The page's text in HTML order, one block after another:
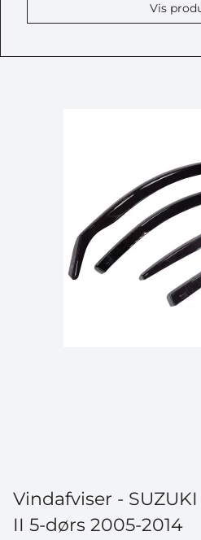
Vis
Vindafviser -
II 5-dørs 2005-2014